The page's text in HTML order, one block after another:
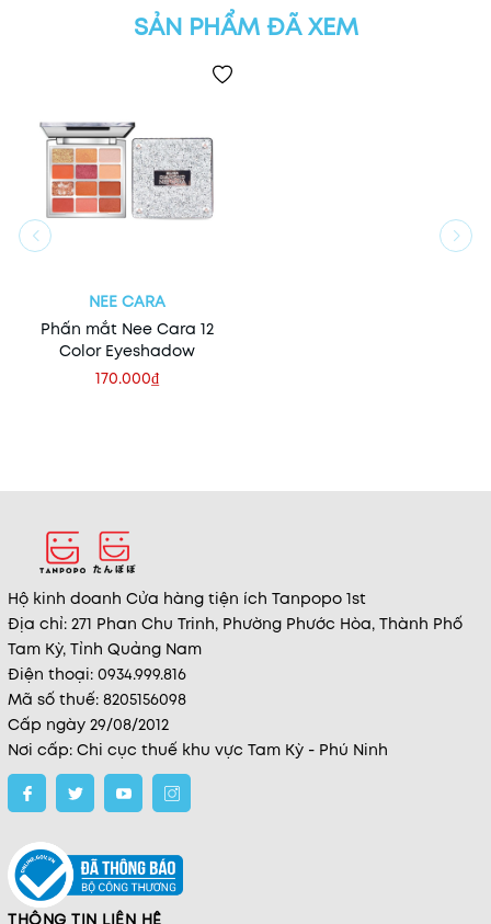
SẢN PHẨM ĐÃ XEM
NEE CARA
Phấn mắt Nee Cara 12
Color Eyeshadow
170.000₫
Hộ kinh doanh Cửa hàng tiện ích Tanpopo 1st
Địa chỉ: 271 Phan Chu Trinh, Phường Phước Hòa, Thành Phố
Tam Kỳ, Tỉnh Quảng Nam
Điện thoại: 0934.999.816
Mã số thuế: 8205156098
Cấp ngày 29/08/2012
Nơi cấp: Chi cục thuế khu vực Tam Kỳ - Phú Ninh
THÔNG TIN LIÊN HỆ